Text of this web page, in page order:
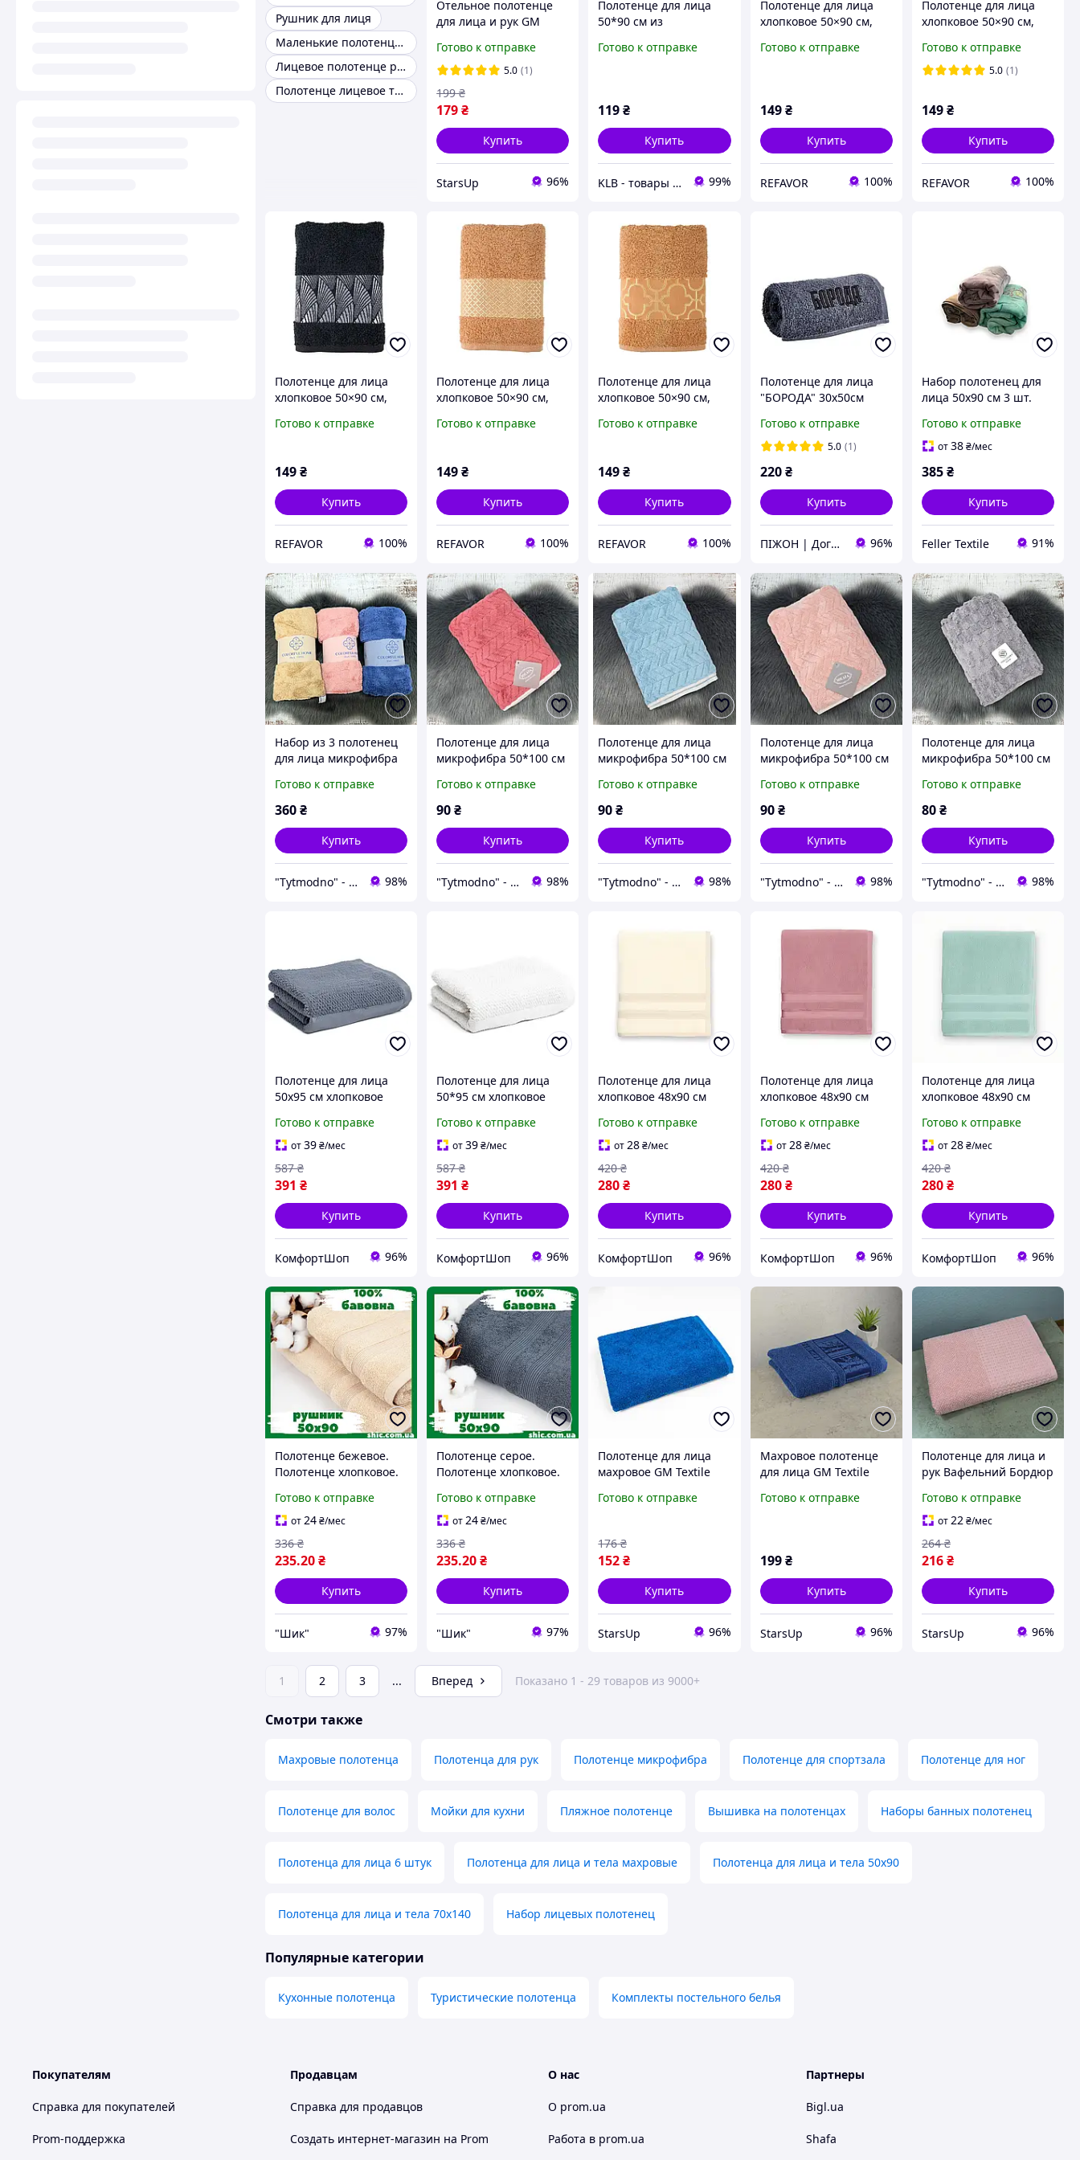
Рушник для лиця
Маленькие полотенца для лица
Лицевое полотенце размер
Полотенце лицевое турция
Отельное полотенце
для лица и рук GM
(Белый)
Готово к отправке
5.0 (1)
179₴
199 ₴
Купить
StarsUp 96%
Полотенце для лица
50*90 см из
502-88-B-90P
Готово к отправке
119₴
Купить
KLB - товары для дома, детей и животных 99%
Полотенце для лица
хлопковое 50×90 см,
серебряным мелким
Готово к отправке
149 ₴
Купить
REFAVOR 100%
Полотенце для лица
хлопковое 50×90 см,
веером
Готово к отправке
5.0 (1)
149₴
Купить
REFAVOR 100%
Полотенце для лица
хлопковое 50×90 см,
серебряным веером
Готово к отправке
149₴
Купить
REFAVOR 100%
Полотенце для лица
хлопковое 50×90 см,
сеточкой
Готово к отправке
149₴
Купить
REFAVOR 100%
Полотенце для лица
хлопковое 50×90 см,
мозаикой
Готово к отправке
149₴
Купить
REFAVOR 100%
Полотенце для лица
"БОРОДА" 30х50см
Готово к отправке
5.0 (1)
220 ₴
Купить
ПІЖОН | Догляд для чоловіків 96%
Набор полотенец для
лица 50х90 см 3 шт.
Готово к отправке
от38₴/мес
385₴
Купить
Feller Textile 91%
Набор из 3 полотенец
для лица микрофибра
50*100 см №1
Готово к отправке
360₴
Купить
"Tytmodno" - Модно, не завжди дорого! 98%
Полотенце для лица
микрофибра 50*100 см
Готово к отправке
90₴
Купить
"Tytmodno" - Модно, не завжди дорого! 98%
Полотенце для лица
микрофибра 50*100 см
Готово к отправке
90₴
Купить
"Tytmodno" - Модно, не завжди дорого! 98%
Полотенце для лица
микрофибра 50*100 см
Готово к отправке
90 ₴
Купить
"Tytmodno" - Модно, не завжди дорого! 98%
Полотенце для лица
микрофибра 50*100 см
Готово к отправке
80₴
Купить
"Tytmodno" - Модно, не завжди дорого! 98%
Полотенце для лица
50x95 см хлопковое
серый Colorful Home
FK-6881
Готово к отправке
от39₴/мес
391 ₴
587 ₴
Купить
КомфортШоп 96%
Полотенце для лица
50*95 см хлопковое
белый Colorful Home
FK-6882
Готово к отправке
от39₴/мес
391 ₴
587 ₴
Купить
КомфортШоп 96%
Полотенце для лица
хлопковое 48х90 см
способность бежевый
Colorful Home FK-6903
Готово к отправке
от28₴/мес
280₴
420 ₴
Купить
КомфортШоп 96%
Полотенце для лица
хлопковое 48х90 см
способность розовый
Colorful Home FK-6904
Готово к отправке
от28 ₴/мес
280 ₴
420 ₴
Купить
КомфортШоп 96%
Полотенце для лица
хлопковое 48х90 см
способность Colorful
Home мятный FK-6905
Готово к отправке
от28₴/мес
280₴
420 ₴
Купить
КомфортШоп 96%
Полотенце бежевое.
Полотенце хлопковое.
Махровое полотенце.
Полотенце для лица.
Готово к отправке
от24₴/мес
235.20₴
336 ₴
Купить
"Шик" 97%
Полотенце серое.
Полотенце хлопковое.
Махровое полотенце.
Полотенце для лица.
Готово к отправке
от24₴/мес
235.20₴
336 ₴
Купить
"Шик" 97%
Полотенце для лица
махровое GM Textile
(Синий)
Готово к отправке
152₴
176 ₴
Купить
StarsUp 96%
Махровое полотенце
для лица GM Textile
м2 (Синий)
Готово к отправке
199 ₴
Купить
StarsUp 96%
Полотенце для лица и
рук Вафельний Бордюр
500г/м2 (Розовый)
Готово к отправке
от22₴/мес
216₴
264 ₴
Купить
StarsUp 96%
1 2 3 ... Вперед Показано 1 - 29 товаров из 9000+
Смотри также
Махровые полотенца Полотенца для рук Полотенце микрофибра Полотенце для спортзала Полотенце для ног
Полотенце для волос Мойки для кухни Пляжное полотенце Вышивка на полотенцах Наборы банных полотенец
Полотенца для лица 6 штук Полотенца для лица и тела махровые Полотенца для лица и тела 50х90
Полотенца для лица и тела 70х140 Набор лицевых полотенец
Популярные категории
Кухонные полотенца Туристические полотенца Комплекты постельного белья
Покупателям
Справка для покупателей
Prom-поддержка
Продавцам
Справка для продавцов
Создать интернет-магазин на Prom
О нас
О prom.ua
Работа в prom.ua
Партнеры
Bigl.ua
Shafa